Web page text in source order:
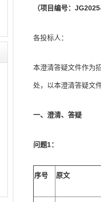
（项目编号：
各投标人：
本澄清答疑文件作为
处，以本澄清答疑文
一、澄清、答疑
问题1：
序号 原文